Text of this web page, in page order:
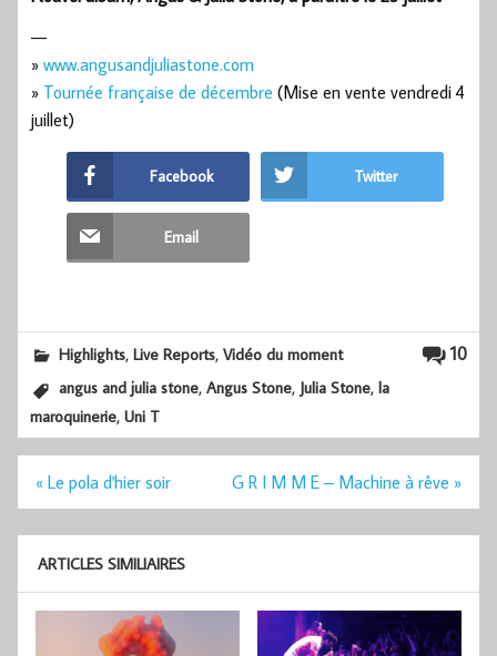
—
» www.angusandjuliastone.com
» Tournée française de décembre (Mise en vente vendredi 4
juillet)
Facebook Twitter
Email
10
Highlights,Live Reports,Vidéo du moment
angus and julia stone,Angus Stone, Julia Stone,la
maroquinerie,Uni T
Navigation
l’article
« Le pola d'hier soir G R I M M E – Machine à rêve »
ARTICLES SIMILIAIRES